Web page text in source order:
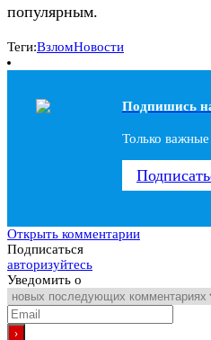
популярным.
Теги:ВзломНовости
Подпишись
Только
Открыть комментарии
Подписаться
авторизуйтесь
Уведомить о